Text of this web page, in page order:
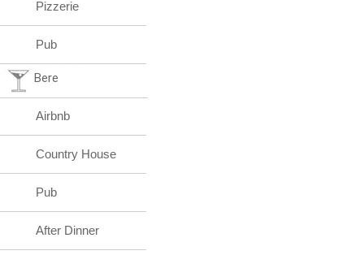
Pizzerie
Pub
Bere
Airbnb
Country House
Pub
After Dinner